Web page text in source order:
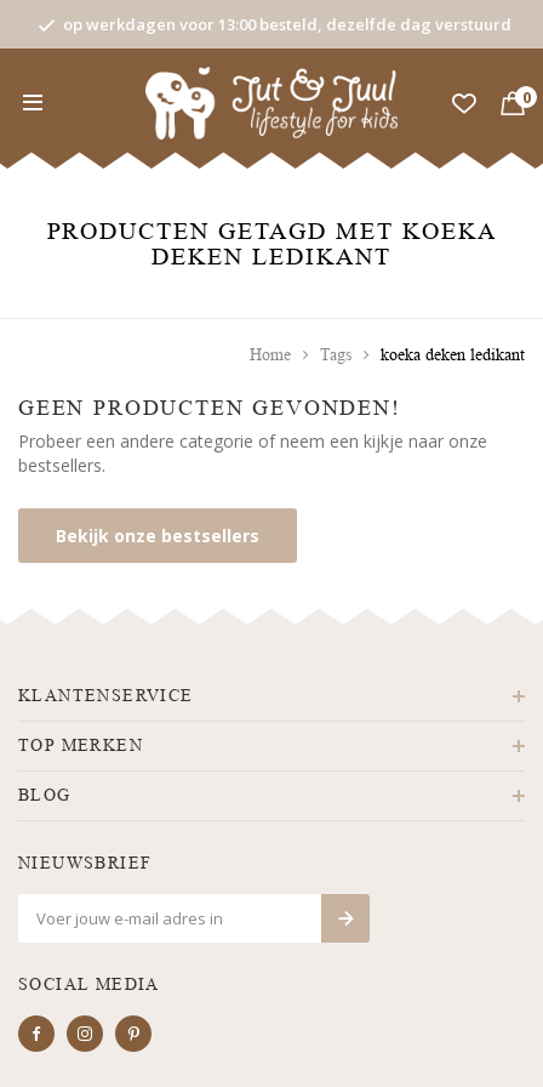
op werkdagen voor 13:00 besteld, dezelfde dag verstuurd
0
PRODUCTEN GETAGD MET KOEKA
DEKEN LEDIKANT
Home Tags koeka deken ledikant
GEEN PRODUCTEN GEVONDEN!
Probeer een andere categorie of neem een kijkje naar onze
bestsellers.
Bekijk onze bestsellers
KLANTENSERVICE
TOP MERKEN
BLOG
NIEUWSBRIEF
SOCIAL MEDIA